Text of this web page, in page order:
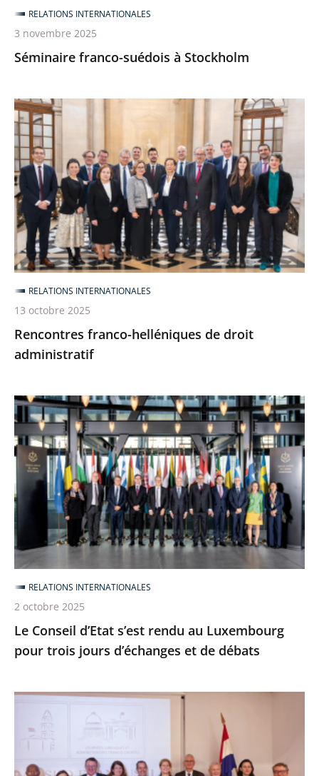
Séminaire franco-suédois à Stockholm
RELATIONS INTERNATIONALES
3 novembre 2025
Rencontres
franco-
helléniques
de
droit
administratif
Rencontres franco-helléniques de droit
administratif
RELATIONS INTERNATIONALES
13 octobre 2025
Le
Conseil
d’Etat
s’est
rendu
au
Luxembourg
pour
trois
jours
d’échanges
etLe Conseil d’Etat s’est rendu au Luxembourg
pour trois jours d’échanges et de débats
RELATIONS INTERNATIONALES
2 octobre 2025
Le
Conseil
d’État
aux